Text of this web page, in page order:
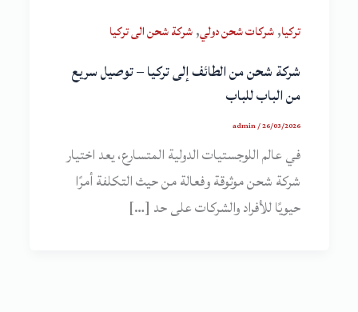
تركيا,شركات شحن دولي,شركة شحن الى تركيا
شركة شحن من الطائف إلى تركيا – توصيل سريع
من الباب للباب
admin/26/03/2026
في عالم اللوجستيات الدولية المتسارع، يعد اختيار
شركة شحن موثوقة وفعالة من حيث التكلفة أمرًا
حيويًا للأفراد والشركات على حد […]